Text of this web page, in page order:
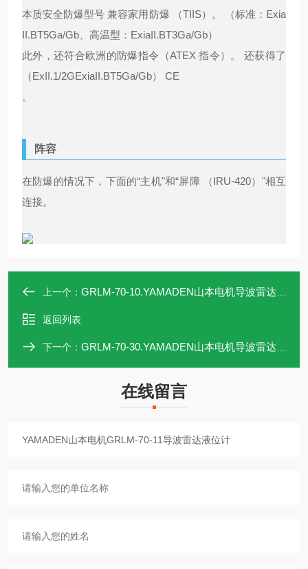
本质安全防爆型号 兼容家用防爆 （TIIS）。 （标准：Exia
II.BT5Ga/Gb、高温型：ExiaII.BT3Ga/Gb）
此外，还符合欧洲的防爆指令（ATEX 指令）。 还获得了
（ExII.1/2GExiaII.BT5Ga/Gb） CE
。
阵容
在防爆的情况下，下面的“主机"和“屏障 （IRU-420）"相互
连接。
上一个： GRLM-70-10.YAMADEN山本电机导波雷达液位计GRLM-70-10
返回列表
下一个： GRLM-70-30.YAMADEN山本电机导波雷达液位计GRLM-70-30
在线留言